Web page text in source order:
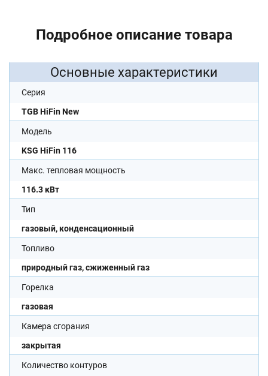
Подробное описание товара
Основные характеристики
Серия
TGB HiFin New
Модель
KSG HiFin 116
Макс. тепловая мощность
116.3 кВт
Тип
газовый, конденсационный
Топливо
природный газ, сжиженный газ
Горелка
газовая
Камера сгорания
закрытая
Количество контуров